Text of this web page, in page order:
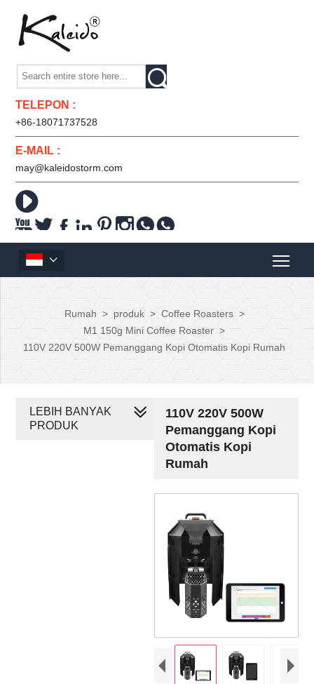

TELEPON :
+86-18071737528
E-MAIL :
may@kaleidostorm.com

     

Rumah > produk > Coffee Roasters >
M1 150g Mini Coffee Roaster >
110V 220V 500W Pemanggang Kopi Otomatis Kopi Rumah
110V 220V 500W
Pemanggang Kopi
Otomatis Kopi
Rumah
LEBIH BANYAK
PRODUK